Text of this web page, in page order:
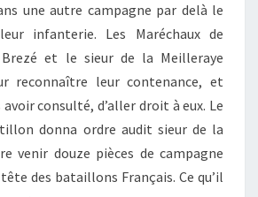
une autre campagne par delà le
infanterie. Les Maréchaux de
et le sieur de la Meilleraye
reconnaître leur contenance, et
consulté, d’aller droit à eux. Le
donna ordre audit sieur de la
venir douze pièces de campagne
des bataillons Français. Ce qu’il